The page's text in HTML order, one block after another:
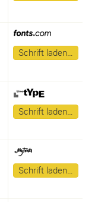
Schrift laden…
Schrift laden…
Schrift laden…